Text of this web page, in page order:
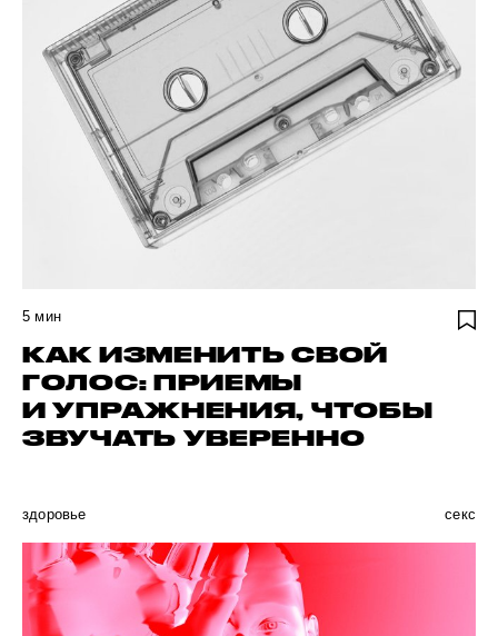
5 мин
КАК ИЗМЕНИТЬ СВОЙ
ГОЛОС: ПРИЕМЫ
И УПРАЖНЕНИЯ, ЧТОБЫ
ЗВУЧАТЬ УВЕРЕННО
здоровье секс